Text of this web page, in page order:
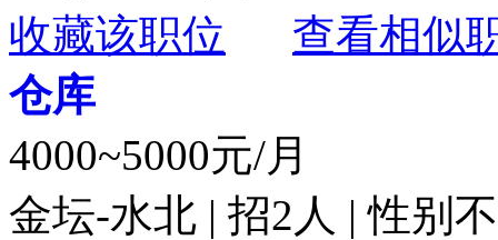
收藏该职位
查看相似
仓库
4000~5000元/月
金坛-水北 | 招2人 | 性别